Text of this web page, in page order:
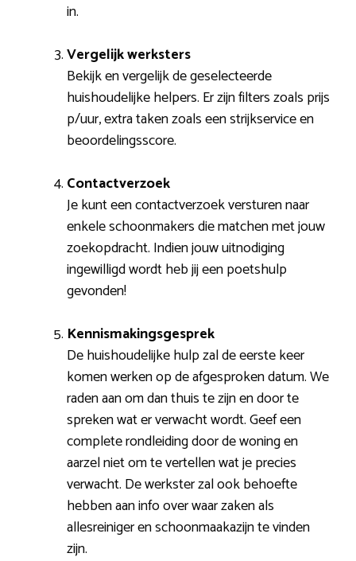
in.
Vergelijk werksters
Bekijk en vergelijk de geselecteerde
huishoudelijke helpers. Er zijn filters zoals prijs
p/uur, extra taken zoals een strijkservice en
beoordelingsscore.
Contactverzoek
Je kunt een contactverzoek versturen naar
enkele schoonmakers die matchen met jouw
zoekopdracht. Indien jouw uitnodiging
ingewilligd wordt heb jij een poetshulp
gevonden!
Kennismakingsgesprek
De huishoudelijke hulp zal de eerste keer
komen werken op de afgesproken datum. We
raden aan om dan thuis te zijn en door te
spreken wat er verwacht wordt. Geef een
complete rondleiding door de woning en
aarzel niet om te vertellen wat je precies
verwacht. De werkster zal ook behoefte
hebben aan info over waar zaken als
allesreiniger en schoonmaakazijn te vinden
zijn.